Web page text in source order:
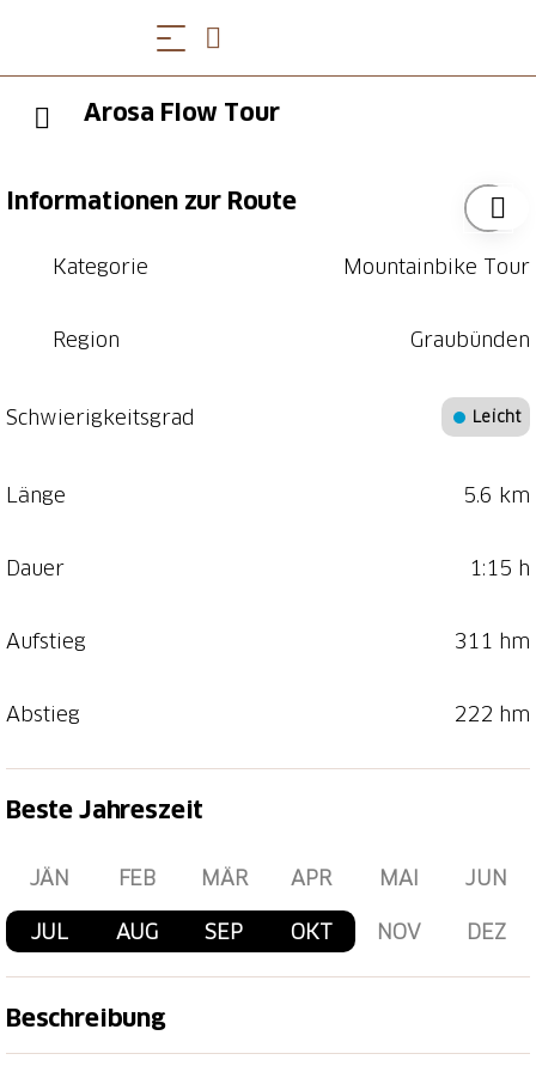
Arosa Flow Tour
Informationen zur Route
Kategorie Mountainbike Tour
Region Graubünden
Schwierigkeitsgrad Leicht
Länge 5.6 km
Dauer 1:15 h
Aufstieg 311 hm
Abstieg 222 hm
Beste Jahreszeit
JÄN FEB MÄR APR MAI JUN
JUL AUG SEP OKT NOV DEZ
Beschreibung